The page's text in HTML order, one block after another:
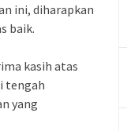
ini, diharapkan
baik.
kasih atas
tengah
yang